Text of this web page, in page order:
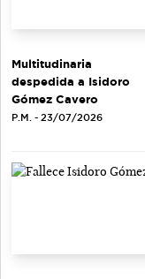
Multitudinaria
despedida a Isidoro
Gómez Cavero
P.M. - 23/07/2026